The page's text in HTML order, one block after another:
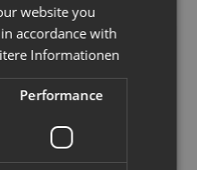
Palettenregal
website you
accordance with
Informationen
Performance